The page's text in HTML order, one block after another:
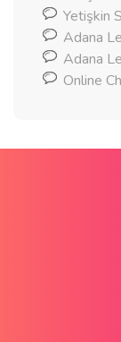
Yetişkin
Adana
Adana
Online